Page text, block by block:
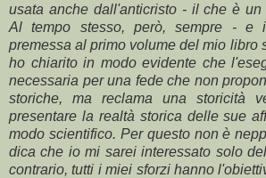
usata anche dall'anticristo - il che è un
Al tempo stesso, però, sempre - e
premessa al primo volume del mio libro
ho chiarito in modo evidente che
necessaria per una fede che non
storiche, ma reclama una storicità
presentare la realtà storica delle sue
modo scientifico. Per questo non è
dica che io mi sarei interessato solo
contrario, tutti i miei sforzi hanno